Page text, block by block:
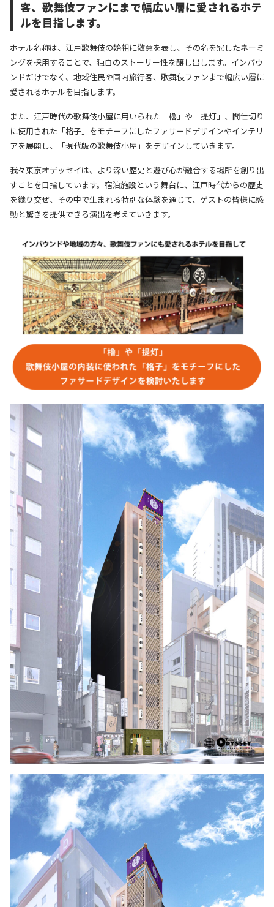
客、歌舞伎ファンにまで幅広い層に愛されるホテ
ルを目指します。
ホテル名称は、江戸歌舞伎の始祖に敬意を表し、その名を冠したネーミ
ングを採用することで、独自のストーリー性を醸し出します。インバウ
ンドだけでなく、地域住民や国内旅行客、歌舞伎ファンまで幅広い層に
愛されるホテルを目指します。
また、江戸時代の歌舞伎小屋に用いられた「櫓」や「提灯」、間仕切り
に使用された「格子」をモチーフにしたファサードデザインやインテリ
アを展開し、「現代版の歌舞伎小屋」をデザインしていきます。
我々東京オデッセイは、より深い歴史と遊び心が融合する場所を創り出
すことを目指しています。 宿泊施設という舞台に、江戸時代からの歴史
を織り交ぜ、その中で生まれる特別な体験を通じて、ゲストの皆様に感
動と驚きを提供できる演出を考えていきます。